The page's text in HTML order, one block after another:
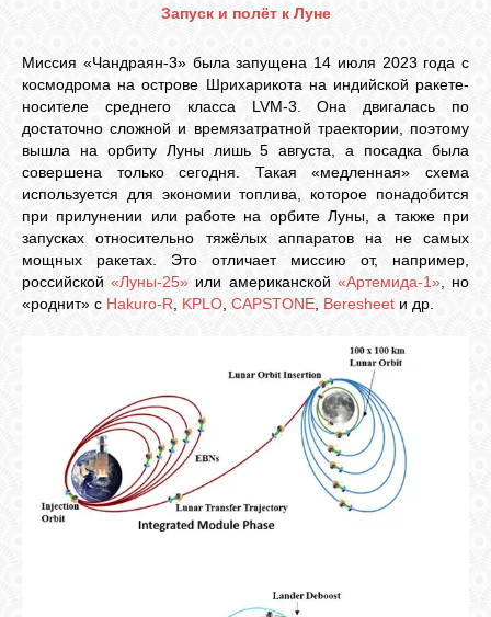
Запуск и полёт к Луне
Миссия «Чандраян-3» была запущена 14 июля 2023 года с
космодрома на острове Шрихарикота на индийской ракете-
носителе среднего класса LVM-3. Она двигалась по
достаточно сложной и времязатратной траектории, поэтому
вышла на орбиту Луны лишь 5 августа, а посадка была
совершена только сегодня. Такая «медленная» схема
используется для экономии топлива, которое понадобится
при прилунении или работе на орбите Луны, а также при
запусках относительно тяжёлых аппаратов на не самых
мощных ракетах. Это отличает миссию от, например,
российской«Луны-25» или американской «Артемида-1», но
«роднит» с Hakuro-R, KPLO, CAPSTONE, Beresheet и др.